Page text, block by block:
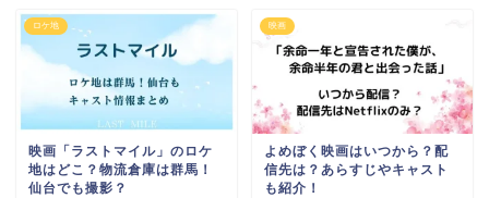
ロケ地
映画「ラストマイル」のロケ
地はどこ？物流倉庫は群馬！
仙台でも撮影？
映画
よめぼく映画はいつから？配
信先は？あらすじやキャスト
も紹介！